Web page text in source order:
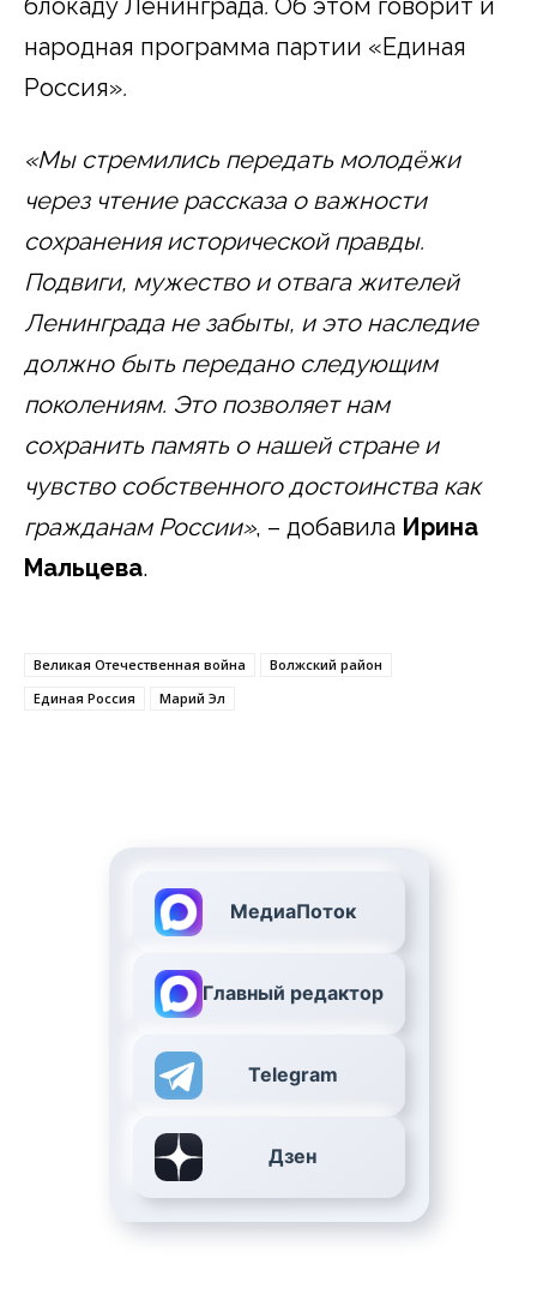
блокаду Ленинграда. Об этом говорит и
народная программа партии «Единая
Россия».
«Мы стремились передать молодёжи
через чтение рассказа о важности
сохранения исторической правды.
Подвиги, мужество и отвага жителей
Ленинграда не забыты, и это наследие
должно быть передано следующим
поколениям. Это позволяет нам
сохранить память о нашей стране и
чувство собственного достоинства как
гражданам России», – добавила Ирина
Мальцева.
Великая Отечественная война
Волжский район
Единая Россия
Марий Эл
МедиаПоток
Главный редактор
Telegram
Дзен